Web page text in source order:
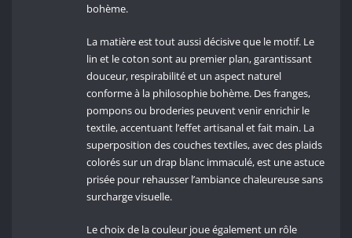
bohème.
La matière est tout aussi décisive que le motif. Le
lin et le coton sont au premier plan, garantissant
douceur, respirabilité et un aspect naturel
conforme à la philosophie bohème. Des franges,
pompons ou broderies peuvent venir enrichir le
textile, accentuant l’effet artisanal et fait main. La
superposition des couches textiles, avec des plaids
colorés sur un drap blanc immaculé, est une astuce
prisée pour rehausser l’ambiance chaleureuse sans
surcharge visuelle.
Le choix de la couleur joue également un rôle